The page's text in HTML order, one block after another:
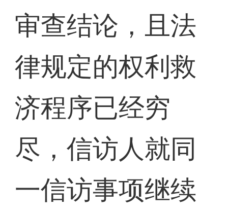
审查结论，且法
律规定的权利救
济程序已经穷
尽，信访人就同
一信访事项继续